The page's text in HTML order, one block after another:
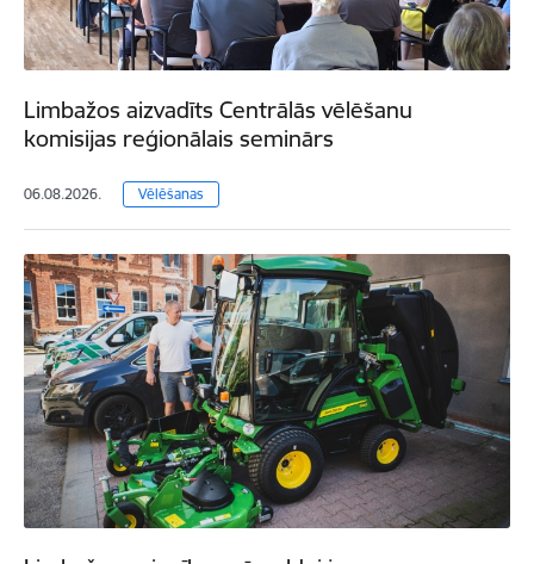
Limbažos aizvadīts Centrālās vēlēšanu
komisijas reģionālais seminārs
06.08.2026. Vēlēšanas